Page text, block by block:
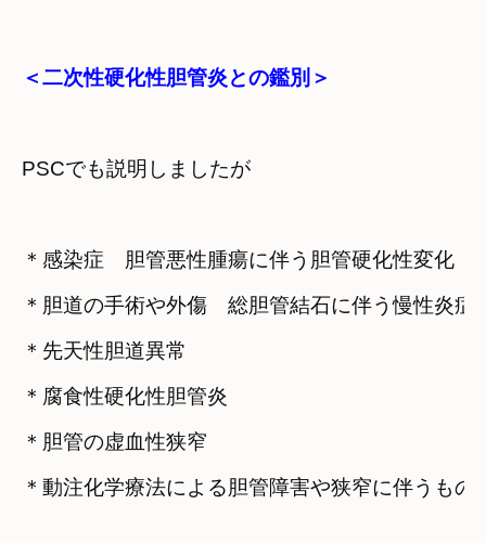
＜二次性硬化性胆管炎との鑑別＞
＊感染症　胆管悪性腫瘍に伴う胆管硬化性変化
＊胆道の手術や外傷　総胆管結石に伴う慢性炎症
＊先天性胆道異常
＊腐食性硬化性胆管炎
＊胆管の虚血性狭窄